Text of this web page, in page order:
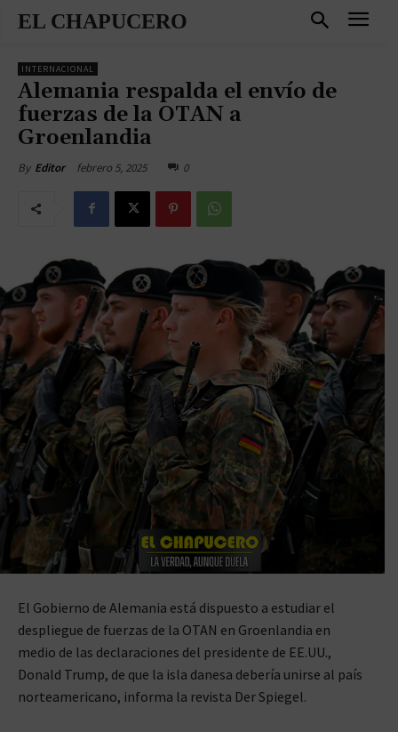
EL CHAPUCERO
INTERNACIONAL
Alemania respalda el envío de
fuerzas de la OTAN a
Groenlandia
By Editor febrero 5, 2025 0
El Gobierno de Alemania está dispuesto a estudiar el
despliegue de fuerzas de la OTAN en Groenlandia en
medio de las declaraciones del presidente de EE.UU.,
Donald Trump, de que la isla danesa debería unirse al país
norteamericano, informa la revista Der Spiegel.